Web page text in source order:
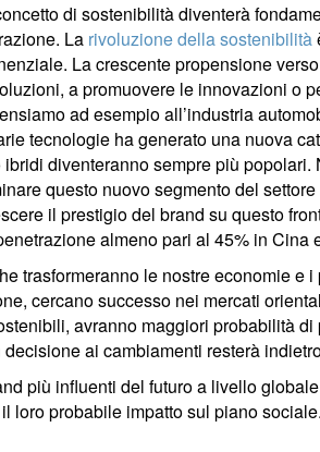
di sostenibilità diventerà
La rivoluzione della sostenibilità
La crescente propensione
a promuovere le innovazioni o
ad esempio all’industria
tecnologie ha generato una nuova
diventeranno sempre più
questo nuovo segmento del
il prestigio del brand su questo
almeno pari al 45% in Cina
trasformeranno le nostre economie e
cercano successo nei mercati
avranno maggiori probabilità di
ai cambiamenti resterà
più influenti del futuro a livello
loro probabile impatto sul piano sociale.